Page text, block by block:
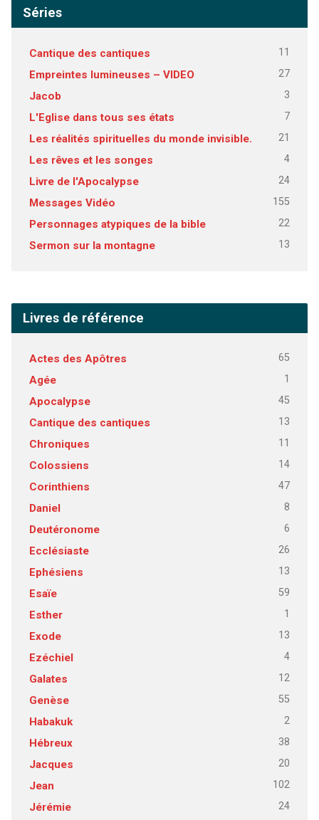
Séries
Cantique des cantiques 11
Empreintes lumineuses – VIDEO 27
Jacob 3
L'Eglise dans tous ses états 7
Les réalités spirituelles du monde invisible. 21
Les rêves et les songes 4
Livre de l'Apocalypse 24
Messages Vidéo 155
Personnages atypiques de la bible 22
Sermon sur la montagne 13
Livres de référence
Actes des Apôtres 65
Agée 1
Apocalypse 45
Cantique des cantiques 13
Chroniques 11
Colossiens 14
Corinthiens 47
Daniel 8
Deutéronome 6
Ecclésiaste 26
Ephésiens 13
Esaïe 59
Esther 1
Exode 13
Ezéchiel 4
Galates 12
Genèse 55
Habakuk 2
Hébreux 38
Jacques 20
Jean 102
Jérémie 24